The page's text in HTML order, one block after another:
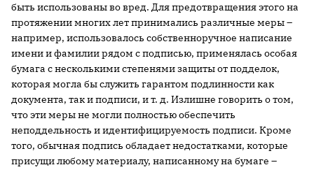
быть использованы во вред. Для предотвращения этого на
протяжении многих лет принимались различные меры –
например, использовалось собственноручное написание
имени и фамилии рядом с подписью, применялась особая
бумага с несколькими степенями защиты от подделок,
которая могла бы служить гарантом подлинности как
документа, так и подписи, и т. д. Излишне говорить о том,
что эти меры не могли полностью обеспечить
неподдельность и идентифицируемость подписи. Кроме
того, обычная подпись обладает недостатками, которые
присущи любому материалу, написанному на бумаге –